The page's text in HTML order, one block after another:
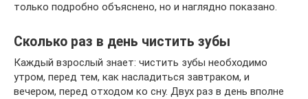
только подробно объяснено, но и наглядно показано.
Сколько раз в день чистить зубы
Каждый взрослый знает: чистить зубы необходимо
утром, перед тем, как насладиться завтраком, и
вечером, перед отходом ко сну. Двух раз в день вполне